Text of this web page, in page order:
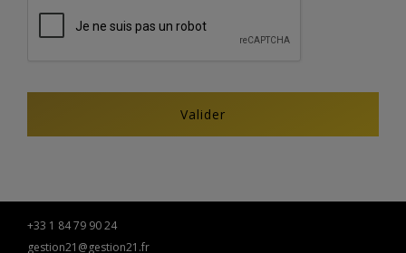
+33 1 84 79 90 24
gestion21@gestion21.fr